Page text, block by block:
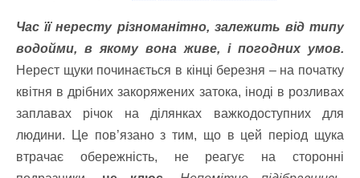
Час її нересту різноманітно, залежить від типу
водойми, в якому вона живе, і погодних умов.
Нерест щуки починається в кінці березня – на початку
квітня в дрібних закоряжених затока, іноді в розливах
заплавах річок на ділянках важкодоступних для
людини. Це пов’язано з тим, що в цей період щука
втрачає обережність, не реагує на сторонні